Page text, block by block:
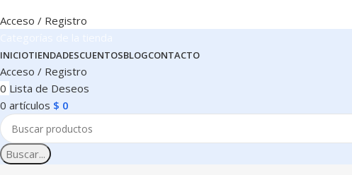
Acceso / Registro
INICIOTIENDADESCUENTOSBLOGCONTACTO
Acceso / Registro
0 Lista de Deseos
0 artículos $ 0
Buscar...